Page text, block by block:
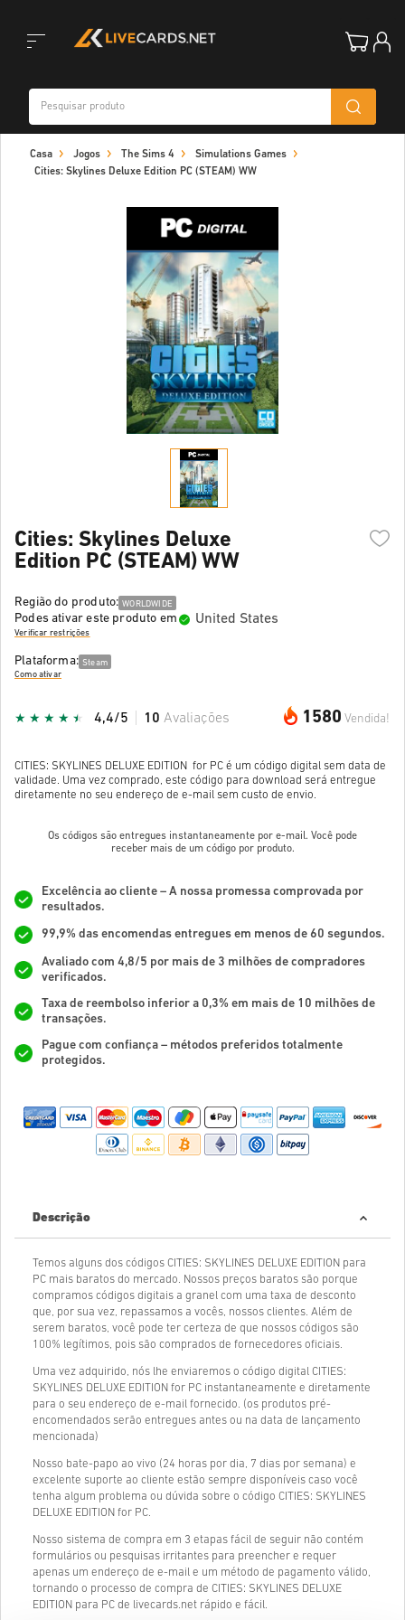
navigation
Casa Jogos The Sims 4
Simulations Games
Cities: Skylines Deluxe Edition PC (STEAM) WW
Cities: Skylines Deluxe
Edition PC (STEAM) WW
Região do produto: WORLDWIDE
Podes ativar este produto em United States
Verificar restrições
Plataforma: Steam
Como ativar
1580 Vendida!
4,4/5 10 Avaliações
CITIES: SKYLINES DELUXE EDITION for PC é um código digital sem data de
validade. Uma vez comprado, este código para download será entregue
diretamente no seu endereço de e-mail sem custo de envio.
Os códigos são entregues instantaneamente por e-mail. Você pode
receber mais de um código por produto.
Excelência ao cliente – A nossa promessa comprovada por
resultados.
99,9% das encomendas entregues em menos de 60 segundos.
Avaliado com 4,8/5 por mais de 3 milhões de compradores
verificados.
Taxa de reembolso inferior a 0,3% em mais de 10 milhões de
transações.
Pague com confiança – métodos preferidos totalmente
protegidos.
Descrição
Temos alguns dos códigos CITIES: SKYLINES DELUXE EDITION para
PC mais baratos do mercado. Nossos preços baratos são porque
compramos códigos digitais a granel com uma taxa de desconto
que, por sua vez, repassamos a vocês, nossos clientes. Além de
serem baratos, você pode ter certeza de que nossos códigos são
100% legítimos, pois são comprados de fornecedores oficiais.
Uma vez adquirido, nós lhe enviaremos o código digital CITIES:
SKYLINES DELUXE EDITION for PC instantaneamente e diretamente
para o seu endereço de e-mail fornecido. (os produtos pré-
encomendados serão entregues antes ou na data de lançamento
mencionada)
Nosso bate-papo ao vivo (24 horas por dia, 7 dias por semana) e
excelente suporte ao cliente estão sempre disponíveis caso você
tenha algum problema ou dúvida sobre o código CITIES: SKYLINES
DELUXE EDITION for PC.
Nosso sistema de compra em 3 etapas fácil de seguir não contém
formulários ou pesquisas irritantes para preencher e requer
apenas um endereço de e-mail e um método de pagamento válido,
tornando o processo de compra de CITIES: SKYLINES DELUXE
EDITION para PC de livecards.net rápido e fácil.